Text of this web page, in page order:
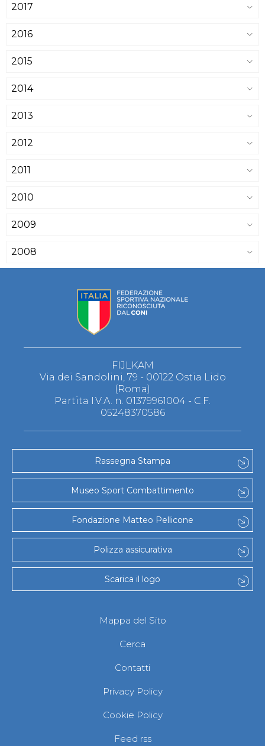
2017
2016
2015
2014
2013
2012
2011
2010
2009
2008
FIJLKAM
Via dei Sandolini, 79 - 00122 Ostia Lido
(Roma)
Partita I.V.A. n. 01379961004 - C.F.
05248370586
Rassegna Stampa
Museo Sport Combattimento
Fondazione Matteo Pellicone
Polizza assicurativa
Scarica il logo
Mappa del Sito
Cerca
Contatti
Privacy Policy
Cookie Policy
Feed rss